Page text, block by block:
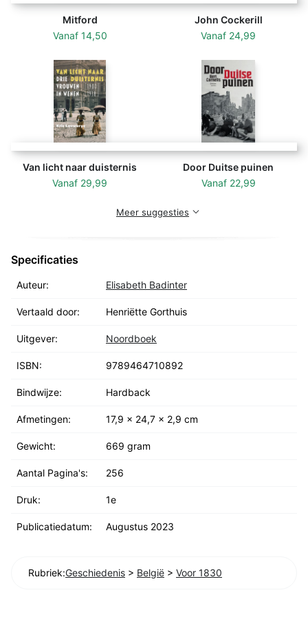
seksen.
Mitford
Vanaf 14,50
John Cockerill
Vanaf 24,99
Van licht naar duisternis
Vanaf 29,99
Door Duitse puinen
Vanaf 22,99
Meer suggesties
Specificaties
Auteur: Elisabeth Badinter
Vertaald door: Henriëtte Gorthuis
Uitgever: Noordboek
ISBN: 9789464710892
Bindwijze: Hardback
Afmetingen: 17,9 x 24,7 x 2,9 cm
Gewicht: 669 gram
Aantal Pagina's: 256
Druk: 1e
Publicatiedatum: Augustus 2023
Rubriek:Geschiedenis > België > Voor 1830